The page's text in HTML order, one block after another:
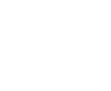
telecabina
cristales de
de este telecabina es
estación invernal